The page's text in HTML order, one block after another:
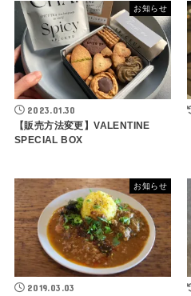
お知らせ
2023.01.30
【販売方法変更】VALENTINE
SPECIAL BOX
お知らせ
2019.03.03